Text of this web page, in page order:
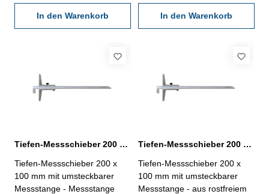
Behältnis/Kasten Messbereich
200 mmIn den Warenkorb
Genauigkeit nach DIN 862-
Brückenlänge 100 mm - im
Behältnis/Kasten Messbereich
In den Warenkorb
Tiefen-Messschieber 200 x 100 x 0,02 mm mit umsteckbarer Stange DIN 862
Tiefen-Messschieber 200 x
100 mm mit umsteckbarer
Messstange - Messstange
Tiefen-Messschieber 200 x 100 x 0,05 mm mit umsteckbarer Stange
Tiefen-Messschieber 200 x
100 mm mit umsteckbarer
Messstange - aus rostfreiem